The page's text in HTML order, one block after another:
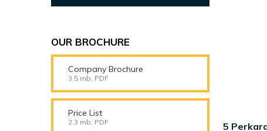
5
OUR BROCHURE
Company Brochure
3.5 mb, PDF
Price List
2.3 mb, PDF